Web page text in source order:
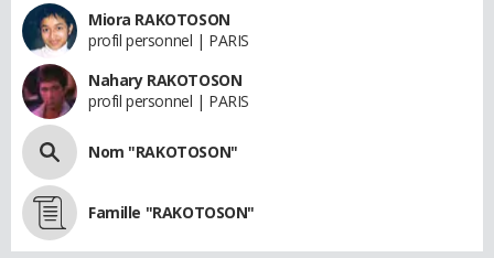
Miora RAKOTOSON
profil personnel | PARIS
Nahary RAKOTOSON
profil personnel | PARIS
Nom "RAKOTOSON"
Famille "RAKOTOSON"